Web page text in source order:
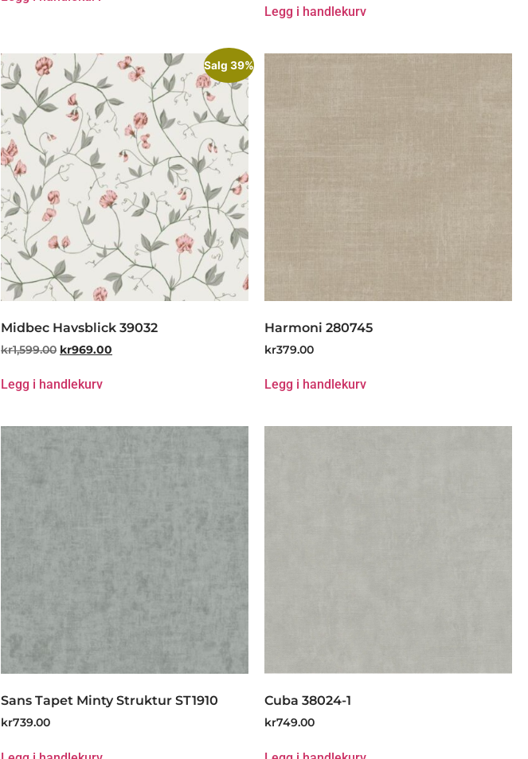
Legg i handlekurv
Salg 39%
Midbec Havsblick 39032
kr1,599.00 kr969.00
Legg i handlekurv
Harmoni 280745
kr379.00
Legg i handlekurv
Sans Tapet Minty Struktur ST1910
kr739.00
Cuba 38024-1
kr749.00